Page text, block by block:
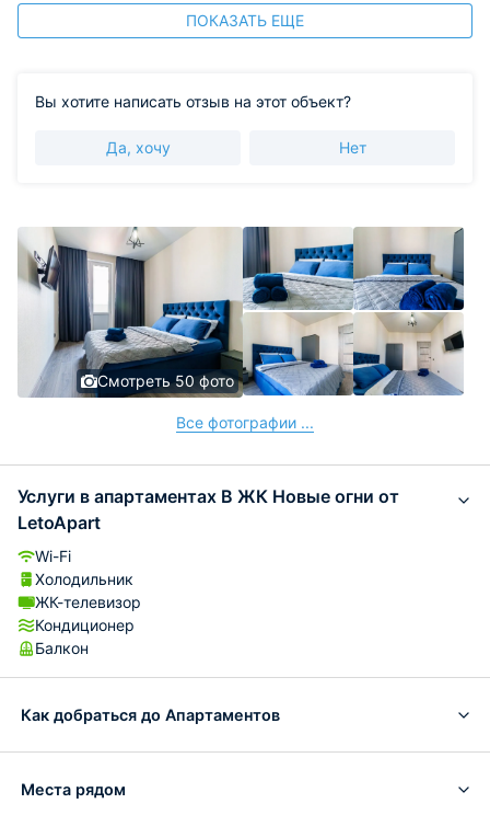
ПОКАЗАТЬ ЕЩЕ
Вы хотите написать отзыв на этот объект?
Да, хочу Нет
Смотреть 50 фото
Все фотографии ...
Услуги в апартаментах В ЖК Новые огни от
LetoApart
Wi-Fi
Холодильник
ЖК-телевизор
Кондиционер
Балкон
Как добраться до Апартаментов
Места рядом